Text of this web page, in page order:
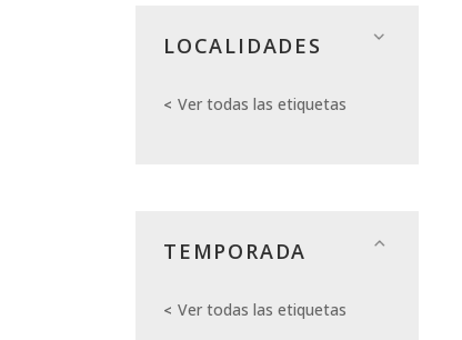
LOCALIDADES
Ver todas las etiquetas
TEMPORADA
Ver todas las etiquetas